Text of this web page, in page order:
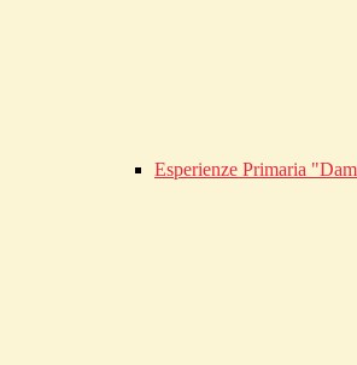
Esperienze Primaria